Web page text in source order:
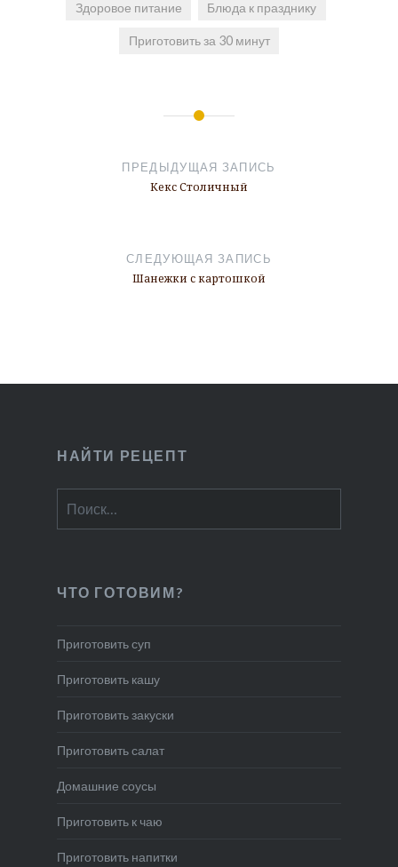
Здоровое питание Блюда к празднику
Приготовить за 30 минут
ПРЕДЫДУЩАЯ ЗАПИСЬ
Кекс Столичный
СЛЕДУЮЩАЯ ЗАПИСЬ
Шанежки с картошкой
НАЙТИ РЕЦЕПТ
ЧТО ГОТОВИМ?
Приготовить суп
Приготовить кашу
Приготовить закуски
Приготовить салат
Домашние соусы
Приготовить к чаю
Приготовить напитки